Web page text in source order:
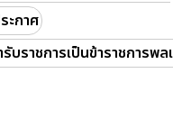
ะกาศ
ราชการเป็นข้าราชการพ